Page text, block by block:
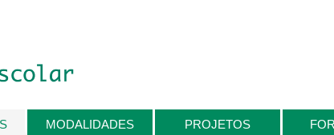
MODALIDADES PROJETOS